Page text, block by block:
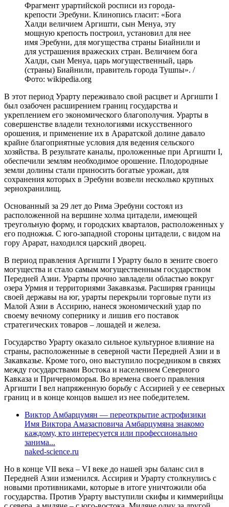
Фрагмент урартийской росписи из города-
крепости Эребуни. Клинопись гласит: «Бога
Халди величием Аргишти, сын Менуа, эту
мощную крепость построил, установил для нее
имя Эребуни, для могущества страны Биайнили и
для устрашения вражеских стран. Величием бога
Халди, сын Менуа, царь могущественный, царь
(страны) Биайнили, правитель города Тушпы». /
Фото: wikipedia.org
В этот период Урарту переживало свой расцвет и Аргишти I
был озабочен расширением границ государства и
укреплением его экономического благополучия. Урарты в
совершенстве владели технологиями искусственного
орошения, и применение их в Араратской долине давало
крайне благоприятные условия для ведения сельского
хозяйства. В результате каналы, проложенные при Аргишти I,
обеспечили землям необходимое орошение. Плодородные
земли долины стали приносить богатые урожаи, для
сохранения которых в Эребуни возвели несколько крупных
зернохранилищ.
Основанный за 29 лет до Рима Эребуни состоял из
расположенной на вершине холма цитадели, имеющей
треугольную форму, и городских кварталов, расположенных у
его подножья. С юго-западной стороны цитадели, с видом на
гору Арарат, находился царский дворец.
В период правления Аргишти I Урарту было в зените своего
могущества и стало самым могущественным государством
Передней Азии. Урарты прочно завладели областью вокруг
озера Урмия и территориями Закавказья. Расширяя границы
своей державы на юг, урарты перекрыли торговые пути из
Малой Азии в Ассирию, нанеся экономический удар по
своему вечному сопернику и лишив его поставок
стратегических товаров – лошадей и железа.
Государство Урарту оказало сильное культурное влияние на
страны, расположенные в северной части Передней Азии и в
Закавказье. Кроме того, оно выступило посредником в связях
между государствами Востока и населением Северного
Кавказа и Причерноморья. Во времена своего правления
Аргишти I вел напряженную борьбу с Ассирией у ее северных
границ и в конце концов вышел из нее победителем.
Виктор Амбарцумян — переоткрытие астрофизики
Имя Виктора Амазасповича Амбарцумяна знакомо
каждому, кто интересуется или профессионально
занима...
naked-science.ru
Но в конце VII века – VI веке до нашей эры баланс сил в
Передней Азии изменился. Ассирия и Урарту столкнулись с
новыми противниками, которые в итоге уничтожили оба
государства. Против Урарту выступили скифы и киммерийцы